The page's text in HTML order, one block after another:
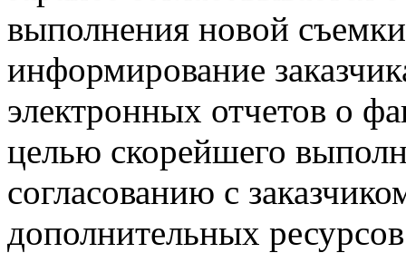
выполнения новой
информирование
электронных отчетов о
целью скорейшего
согласованию с
дополнительных